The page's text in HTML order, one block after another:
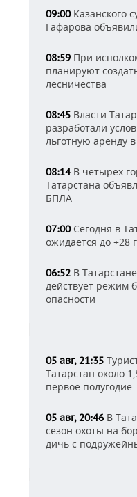
09:00Казанского
Гафарова
08:59 При
планируют
лесничества
08:45 Власти
разработали
льготную аренду
08:14В четырех
Татарстана
БПЛА
07:00Сегодня в
ожидается до +28
06:52 В
действует режим
опасности
05 авг, 21:35
Татарстан около
первое полугодие
05 авг, 20:46 В
сезон охоты на
дичь с